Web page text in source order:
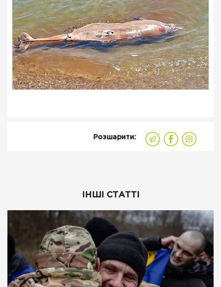
Розшарити:
ІНШІ СТАТТІ